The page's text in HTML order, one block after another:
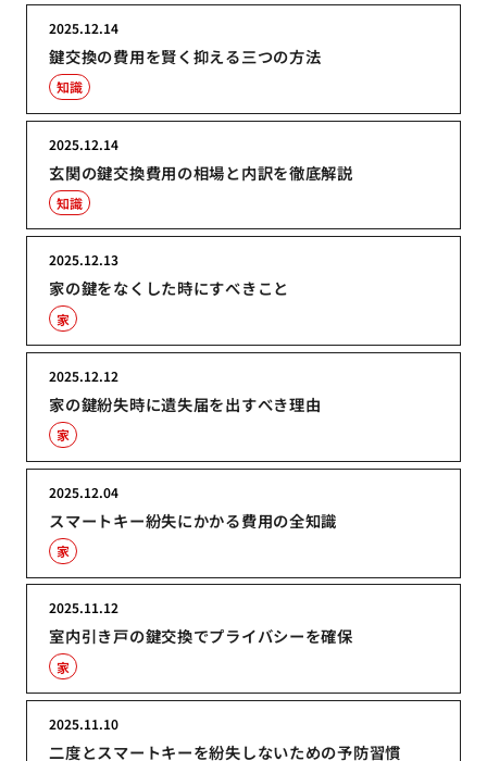
鍵交換の費用を賢く抑える三つの方法
2025.12.14
知識
玄関の鍵交換費用の相場と内訳を徹底解説
2025.12.14
知識
家の鍵をなくした時にすべきこと
2025.12.13
家
家の鍵紛失時に遺失届を出すべき理由
2025.12.12
家
スマートキー紛失にかかる費用の全知識
2025.12.04
家
室内引き戸の鍵交換でプライバシーを確保
2025.11.12
家
二度とスマートキーを紛失しないための予防習慣
2025.11.10